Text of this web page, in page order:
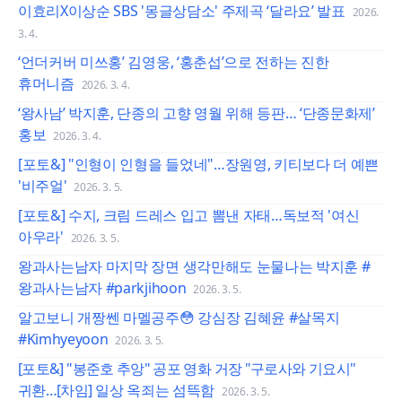
이효리X이상순 SBS '몽글상담소' 주제곡 ‘달라요’ 발표 2026.
3. 4.
‘언더커버 미쓰홍’ 김영웅, ‘홍춘섭’으로 전하는 진한
휴머니즘 2026. 3. 4.
‘왕사남’ 박지훈, 단종의 고향 영월 위해 등판… ‘단종문화제’
홍보 2026. 3. 4.
[포토&] "인형이 인형을 들었네"…장원영, 키티보다 더 예쁜
'비주얼' 2026. 3. 5.
[포토&] 수지, 크림 드레스 입고 뽐낸 자태…독보적 '여신
아우라' 2026. 3. 5.
왕과사는남자 마지막 장면 생각만해도 눈물나는 박지훈 #
왕과사는남자 #parkjihoon 2026. 3. 5.
알고보니 개짱쎈 마멜공주😳 강심장 김혜윤 #살목지
#Kimhyeyoon 2026. 3. 5.
[포토&] "봉준호 추앙" 공포 영화 거장 "구로사와 기요시"
귀환…[차임] 일상 옥죄는 섬뜩함 2026. 3. 5.